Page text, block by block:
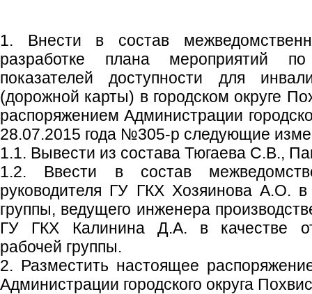
1. Внести в состав
разработке плана мероприятий
показателей доступности для
(дорожной карты) в городском округе
распоряжением Администрации
28.07.2015 года №305-р следующие
1.1. Вывести из состава Тюгаева С.В.,
1.2. Ввести в состав
руководителя ГУ ГКХ Хозяинова А.О. в
группы, ведущего инженера
ГУ ГКХ Калинина Д.А. в качестве
рабочей группы.
2. Разместить настоящее
Администрации городского округа